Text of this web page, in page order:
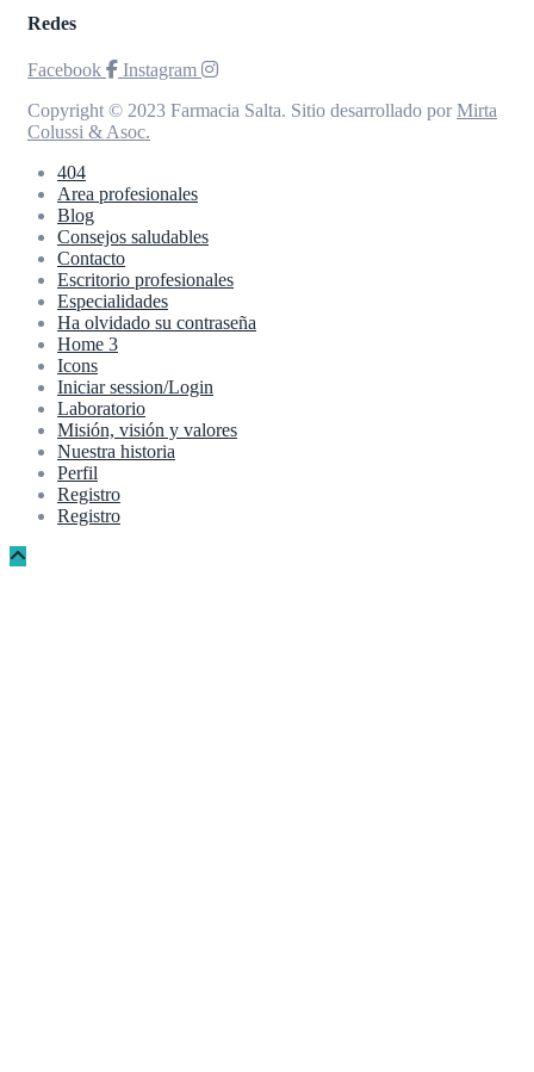
Redes
Facebook
Instagram
Copyright © 2023 Farmacia Salta. Sitio desarrollado porMirta
Colussi & Asoc.
404
Area profesionales
Blog
Consejos saludables
Contacto
Escritorio profesionales
Especialidades
Ha olvidado su contraseña
Home 3
Icons
Iniciar session/Login
Laboratorio
Misión, visión y valores
Nuestra historia
Perfil
Registro
Registro